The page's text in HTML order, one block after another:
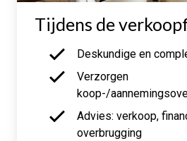
Tijdens de
Deskundige en
Verzorgen
koop-/
Advies: verkoop,
overbrugging